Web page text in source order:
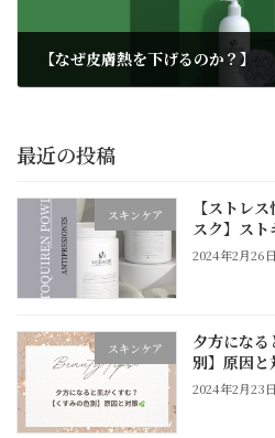
【なぜ皮膚熱を下げるのか？】
最近の投稿
スキンケア
【ストレ
スク】スト
2024年2月26日
スキンケア
夕方にな
別】原因と
2024年2月23日